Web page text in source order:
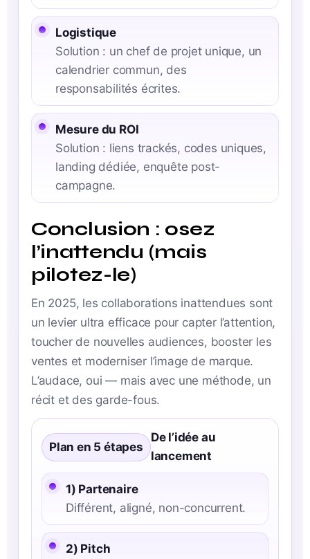
Logistique
Solution : un chef de projet unique, un
calendrier commun, des
responsabilités écrites.
Mesure du ROI
Solution : liens trackés, codes uniques,
landing dédiée, enquête post-
campagne.
Conclusion : osez
l’inattendu (mais
pilotez-le)
En 2025, les collaborations inattendues sont
un levier ultra efficace pour capter l’attention,
toucher de nouvelles audiences, booster les
ventes et moderniser l’image de marque.
L’audace, oui — mais avec une méthode, un
récit et des garde-fous.
Plan en 5 étapes
De l’idée au
lancement
1) Partenaire
Différent, aligné, non-concurrent.
2) Pitch